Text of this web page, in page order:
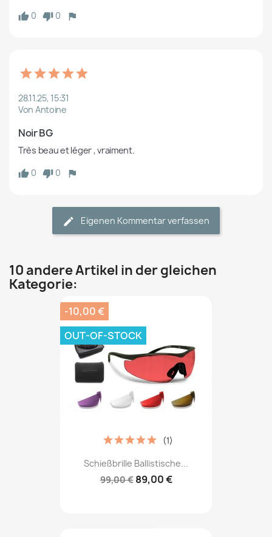
0
0
28.11.25, 15:31
Von Antoine
Noir BG
Très beau et léger , vraiment.
0
0
Eigenen Kommentar verfassen
10 andere Artikel in der gleichen
Kategorie:
Schießbrille Ballistische...
99,00 € 89,00 €
(1)
-10,00 €
OUT-OF-STOCK